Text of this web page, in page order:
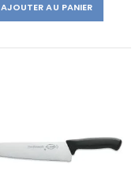
AJOUTER AU PANIER